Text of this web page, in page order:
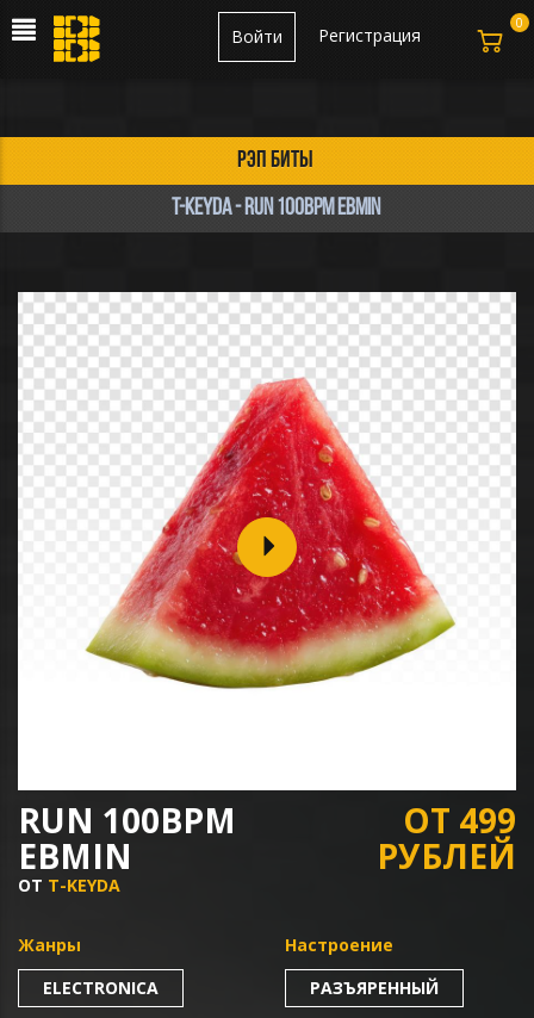
Регистрация
Войти
рэп биты
T-KeyDa - Run 100bpm Ebmin
RUN 100BPM
EBMIN
ОТ T-KEYDA
ОТ 499
РУБЛЕЙ
Жанры
ELECTRONICA
Настроение
РАЗЪЯРЕННЫЙ
0